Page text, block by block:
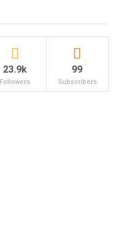
23.9k
Followers
99
Subscribers